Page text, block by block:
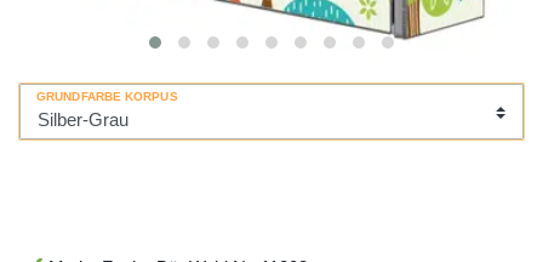
GRUNDFARBE KORPUS